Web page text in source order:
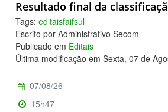
Resultado final da
Tags: editaisfaifsul
Escrito por Administrativo Secom
Publicado em Editais
Última modificação em Sexta, 07 de
07/08/26
15h47